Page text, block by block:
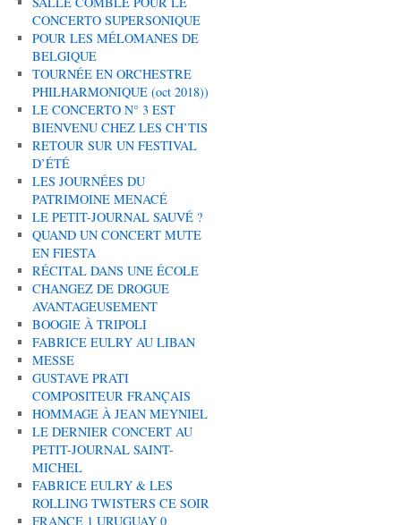
CONCERTO SUPERSONIQUE
POUR LES MÉLOMANES DE
BELGIQUE
TOURNÉE EN ORCHESTRE
PHILHARMONIQUE (oct 2018))
LE CONCERTO N° 3 EST
BIENVENU CHEZ LES CH’TIS
RETOUR SUR UN FESTIVAL
D’ÉTÉ
LES JOURNÉES DU
PATRIMOINE MENACÉ
LE PETIT-JOURNAL SAUVÉ ?
QUAND UN CONCERT MUTE
EN FIESTA
RÉCITAL DANS UNE ÉCOLE
CHANGEZ DE DROGUE
AVANTAGEUSEMENT
BOOGIE À TRIPOLI
FABRICE EULRY AU LIBAN
MESSE
GUSTAVE PRATI
COMPOSITEUR FRANÇAIS
HOMMAGE À JEAN MEYNIEL
LE DERNIER CONCERT AU
PETIT-JOURNAL SAINT-
MICHEL
FABRICE EULRY & LES
ROLLING TWISTERS CE SOIR
FRANCE 1 URUGUAY 0